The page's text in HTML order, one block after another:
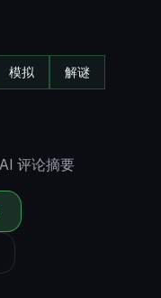
模拟 解谜
评论摘要